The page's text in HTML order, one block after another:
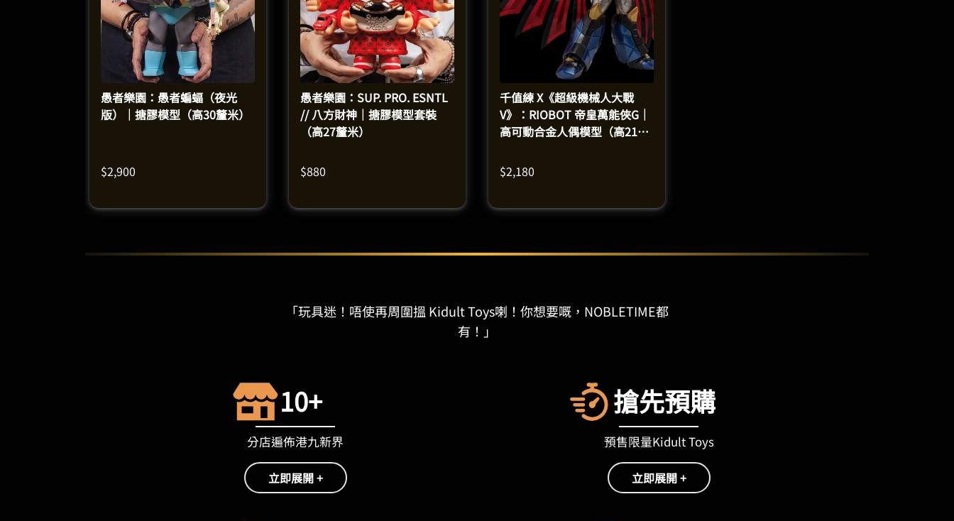
愚者樂園：愚者蝙蝠（夜光
版）｜搪膠模型（高30釐米）
$2,900
愚者樂園：SUP. PRO. ESNTL
// 八方財神｜搪膠模型套裝
（高27釐米）
$880
千值練 X《超級機械人大戰
V》：RIOBOT 帝皇萬能俠G｜
高可動合金人偶模型（高21釐
$2,180
「玩具迷！唔使再周圍搵 Kidult Toys喇！你想要嘅，NOBLETIME都
有！」
10+
分店遍佈港九新界
立即展開 +
搶先預購
預售限量Kidult Toys
立即展開 +